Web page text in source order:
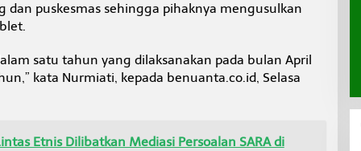
dan puskesmas sehingga pihaknya mengusulkan
satu tahun yang dilaksanakan pada bulan April
kata Nurmiati, kepada benuanta.co.id, Selasa
Etnis Dilibatkan Mediasi Persoalan SARA di